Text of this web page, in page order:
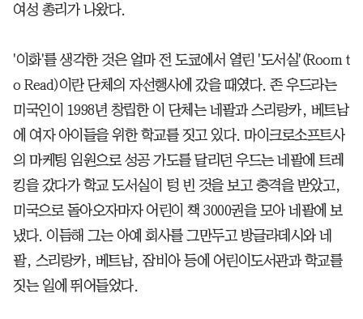
여성 총리가 나왔다.
'이화'를 생각한 것은 얼마 전 도쿄에서 열린 '도서실'(Room t
o Read)이란 단체의 자선행사에 갔을 때였다. 존 우드라는
미국인이 1998년 창립한 이 단체는 네팔과 스리랑카, 베트남
에 여자 아이들을 위한 학교를 짓고 있다. 마이크로소프트사
의 마케팅 임원으로 성공 가도를 달리던 우드는 네팔에 트레
킹을 갔다가 학교 도서실이 텅 빈 것을 보고 충격을 받았고,
미국으로 돌아오자마자 어린이 책 3000권을 모아 네팔에 보
냈다. 이듬해 그는 아예 회사를 그만두고 방글라데시와 네
팔, 스리랑카, 베트남, 잠비아 등에 어린이도서관과 학교를
짓는 일에 뛰어들었다.